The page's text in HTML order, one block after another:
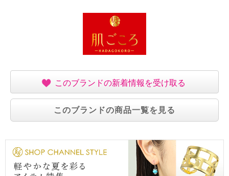
このブランドの新着情報を受け取る
このブランドの商品一覧を見る